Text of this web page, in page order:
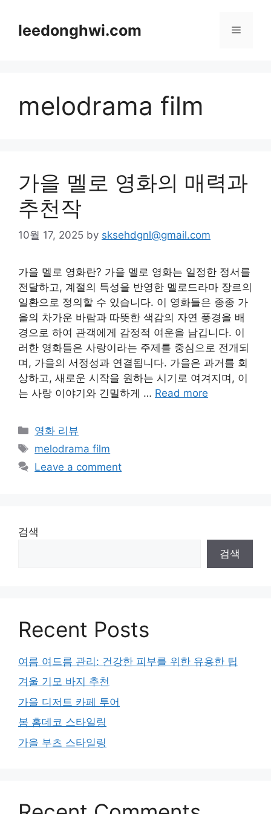
contentleedonghwi.com Menu
melodrama film
가을 멜로 영화의 매력과
추천작
10월 17, 2025 by sksehdgnl@gmail.com
가을 멜로 영화란? 가을 멜로 영화는 일정한 정서를
전달하고, 계절의 특성을 반영한 멜로드라마 장르의
일환으로 정의할 수 있습니다. 이 영화들은 종종 가
을의 차가운 바람과 따뜻한 색감의 자연 풍경을 배
경으로 하여 관객에게 감정적 여운을 남깁니다. 이
러한 영화들은 사랑이라는 주제를 중심으로 전개되
며, 가을의 서정성과 연결됩니다. 가을은 과거를 회
상하고, 새로운 시작을 원하는 시기로 여겨지며, 이
는 사랑 이야기와 긴밀하게 … Read more
Categories
영화 리뷰
Tags
melodrama film
Leave a comment
검색
검색
Recent Posts
여름 여드름 관리: 건강한 피부를 위한 유용한 팁
겨울 기모 바지 추천
가을 디저트 카페 투어
봄 홈데코 스타일링
가을 부츠 스타일링